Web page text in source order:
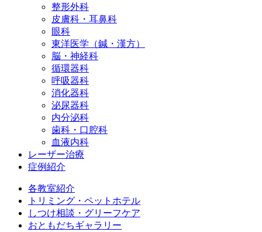
整形外科
皮膚科・耳鼻科
眼科
東洋医学（鍼・漢方）
脳・神経科
循環器科
呼吸器科
消化器科
泌尿器科
内分泌科
歯科・口腔科
血液内科
レーザー治療
症例紹介
各教室紹介
トリミング・ペットホテル
しつけ相談・グリーフケア
おともだちギャラリー